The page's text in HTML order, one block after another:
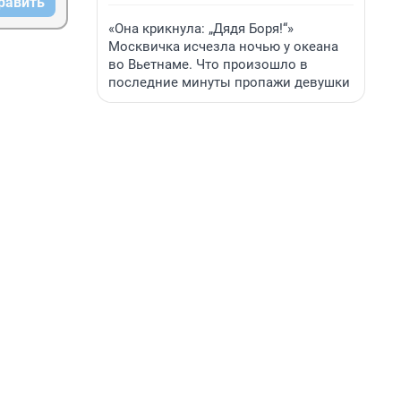
«Она крикнула: „Дядя Боря!“»
Москвичка исчезла ночью у океана
во Вьетнаме. Что произошло в
последние минуты пропажи девушки